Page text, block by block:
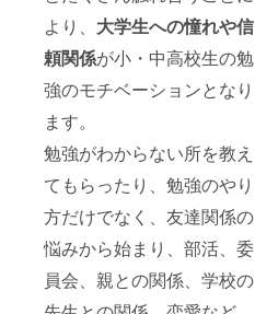
より、 大学生への憧れや信
頼関係が小・中高校生の勉
強のモチベーションとなり
ます。
勉強がわからない所を教え
てもらったり、勉強のやり
方だけでなく、友達関係の
悩みから始まり、部活、委
員会、親との関係、学校の